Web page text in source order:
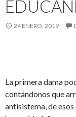
24 ENERO, 2019
La primera dama
contándonos que
antisistema, de